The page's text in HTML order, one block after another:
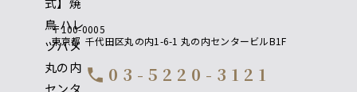
〒100-0005
東京都 千代田区丸の内1-6-1 丸の内センタービルB1F
call 03-5220-3121